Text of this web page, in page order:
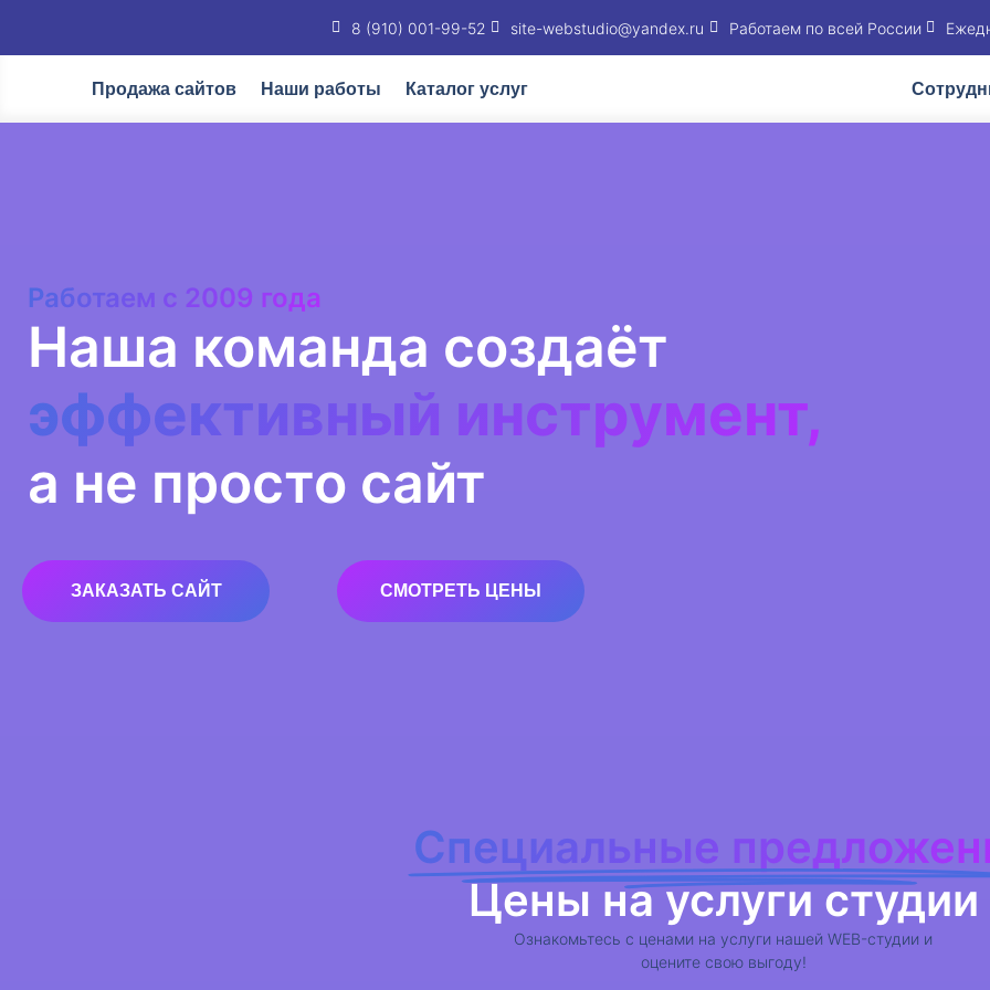
8 (910) 001-99-52 site-webstudio@yandex.ru Работаем по всей России
Продажа сайтов Наши работы Каталог услуг
Работаем с 2009 года
Наша команда создаёт
эффективный инструмент,
а не просто сайт
ЗАКАЗАТЬ САЙТ СМОТРЕТЬ ЦЕНЫ
Специальные
Цены на услуги студии
Ознакомьтесь с ценами на услуги нашей WEB-студии и
оцените свою выгоду!